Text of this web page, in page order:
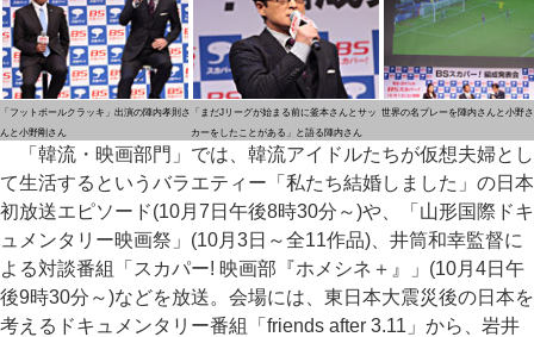
「フットボールクラッキ」出演の陣内孝則さ
んと小野剛さん
「まだJリーグが始まる前に釜本さんとサッ
カーをしたことがある」と語る陣内さん
世界の名プレーを陣内さんと小野
「韓流・映画部門」では、韓流アイドルたちが仮想夫婦とし
て生活するというバラエティー「私たち結婚しました」の日本
初放送エピソード(10月7日午後8時30分～)や、「山形国際ドキ
ュメンタリー映画祭」(10月3日～全11作品)、井筒和幸監督に
よる対談番組「スカパー! 映画部『ホメシネ＋』」(10月4日午
後9時30分～)などを放送。会場には、東日本大震災後の日本を
考えるドキュメンタリー番組「friends after 3.11」から、岩井